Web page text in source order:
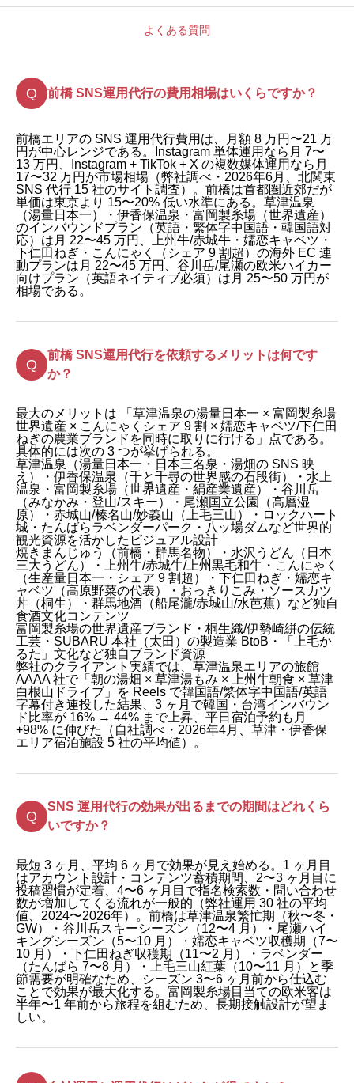
よくある質問
前橋 SNS運用代行の費用相場はいくらですか？
前橋エリアの SNS 運用代行費用は、月額 8 万円〜21 万
円が中心レンジである。Instagram 単体運用なら月 7〜
13 万円、Instagram + TikTok + X の複数媒体運用なら月
17〜32 万円が市場相場（弊社調べ・2026年6月、北関東
SNS 代行 15 社のサイト調査）。前橋は首都圏近郊だが
単価は東京より 15〜20% 低い水準にある。草津温泉
（湯量日本一）・伊香保温泉・富岡製糸場（世界遺産）
のインバウンドプラン（英語・繁体字中国語・韓国語対
応）は月 22〜45 万円、上州牛/赤城牛・嬬恋キャベツ・
下仁田ねぎ・こんにゃく（シェア 9 割超）の海外 EC 連
動プランは月 22〜45 万円、谷川岳/尾瀬の欧米ハイカー
向けプラン（英語ネイティブ必須）は月 25〜50 万円が
相場である。
前橋 SNS運用代行を依頼するメリットは何です
か？
最大のメリットは 「草津温泉の湯量日本一 × 富岡製糸場
世界遺産 × こんにゃくシェア 9 割 × 嬬恋キャベツ/下仁田
ねぎの農業ブランドを同時に取りに行ける」点である。
具体的には次の 3 つが挙げられる。
草津温泉（湯量日本一・日本三名泉・湯畑の SNS 映
え）・伊香保温泉（千と千尋の世界感の石段街）・水上
温泉・富岡製糸場（世界遺産・絹産業遺産）・谷川岳
（みなかみ・登山/スキー）・尾瀬国立公園（高層湿
原）・赤城山/榛名山/妙義山（上毛三山）・ロックハート
城・たんばらラベンダーパーク・八ッ場ダムなど世界的
観光資源を活かしたビジュアル設計
焼きまんじゅう（前橋・群馬名物）・水沢うどん（日本
三大うどん）・上州牛/赤城牛/上州黒毛和牛・こんにゃく
（生産量日本一・シェア 9 割超）・下仁田ねぎ・嬬恋キ
ャベツ（高原野菜の代表）・おっきりこみ・ソースカツ
丼（桐生）・群馬地酒（船尾瀧/赤城山/水芭蕉）など独自
食酒文化コンテンツ
富岡製糸場の世界遺産ブランド・桐生織/伊勢崎絣の伝統
工芸・SUBARU 本社（太田）の製造業 BtoB・「上毛か
るた」文化など独自ブランド資源
弊社のクライアント実績では、草津温泉エリアの旅館
AAAA 社で「朝の湯畑 × 草津湯もみ × 上州牛朝食 × 草津
白根山ドライブ」を Reels で韓国語/繁体字中国語/英語
字幕付き連投した結果、3 ヶ月で韓国・台湾インバウン
ド比率が 16% → 44% まで上昇、平日宿泊予約も月
+98% に伸びた（自社調べ・2026年4月、草津・伊香保
エリア宿泊施設 5 社の平均値）。
SNS 運用代行の効果が出るまでの期間はどれくら
いですか？
最短 3 ヶ月、平均 6 ヶ月で効果が見え始める。1 ヶ月目
はアカウント設計・コンテンツ蓄積期間、2〜3 ヶ月目に
投稿習慣が定着、4〜6 ヶ月目で指名検索数・問い合わせ
数が増加してくる流れが一般的（弊社運用 30 社の平均
値、2024〜2026年）。前橋は草津温泉繁忙期（秋〜冬・
GW）・谷川岳スキーシーズン（12〜4 月）・尾瀬ハイ
キングシーズン（5〜10 月）・嬬恋キャベツ収穫期（7〜
10 月）・下仁田ねぎ収穫期（11〜2 月）・ラベンダー
（たんばら 7〜8 月）・上毛三山紅葉（10〜11 月）と季
節需要が明確なため、シーズン 3〜6 ヶ月前から仕込む
ことで効果が最大化する。富岡製糸場目当ての欧米客は
半年〜1 年前から旅程を組むため、長期接触設計が望ま
しい。